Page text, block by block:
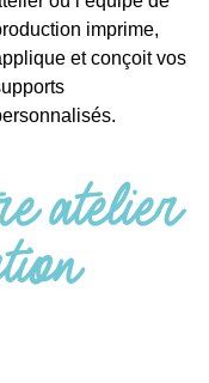
imprime,
et conçoit vos
atelier